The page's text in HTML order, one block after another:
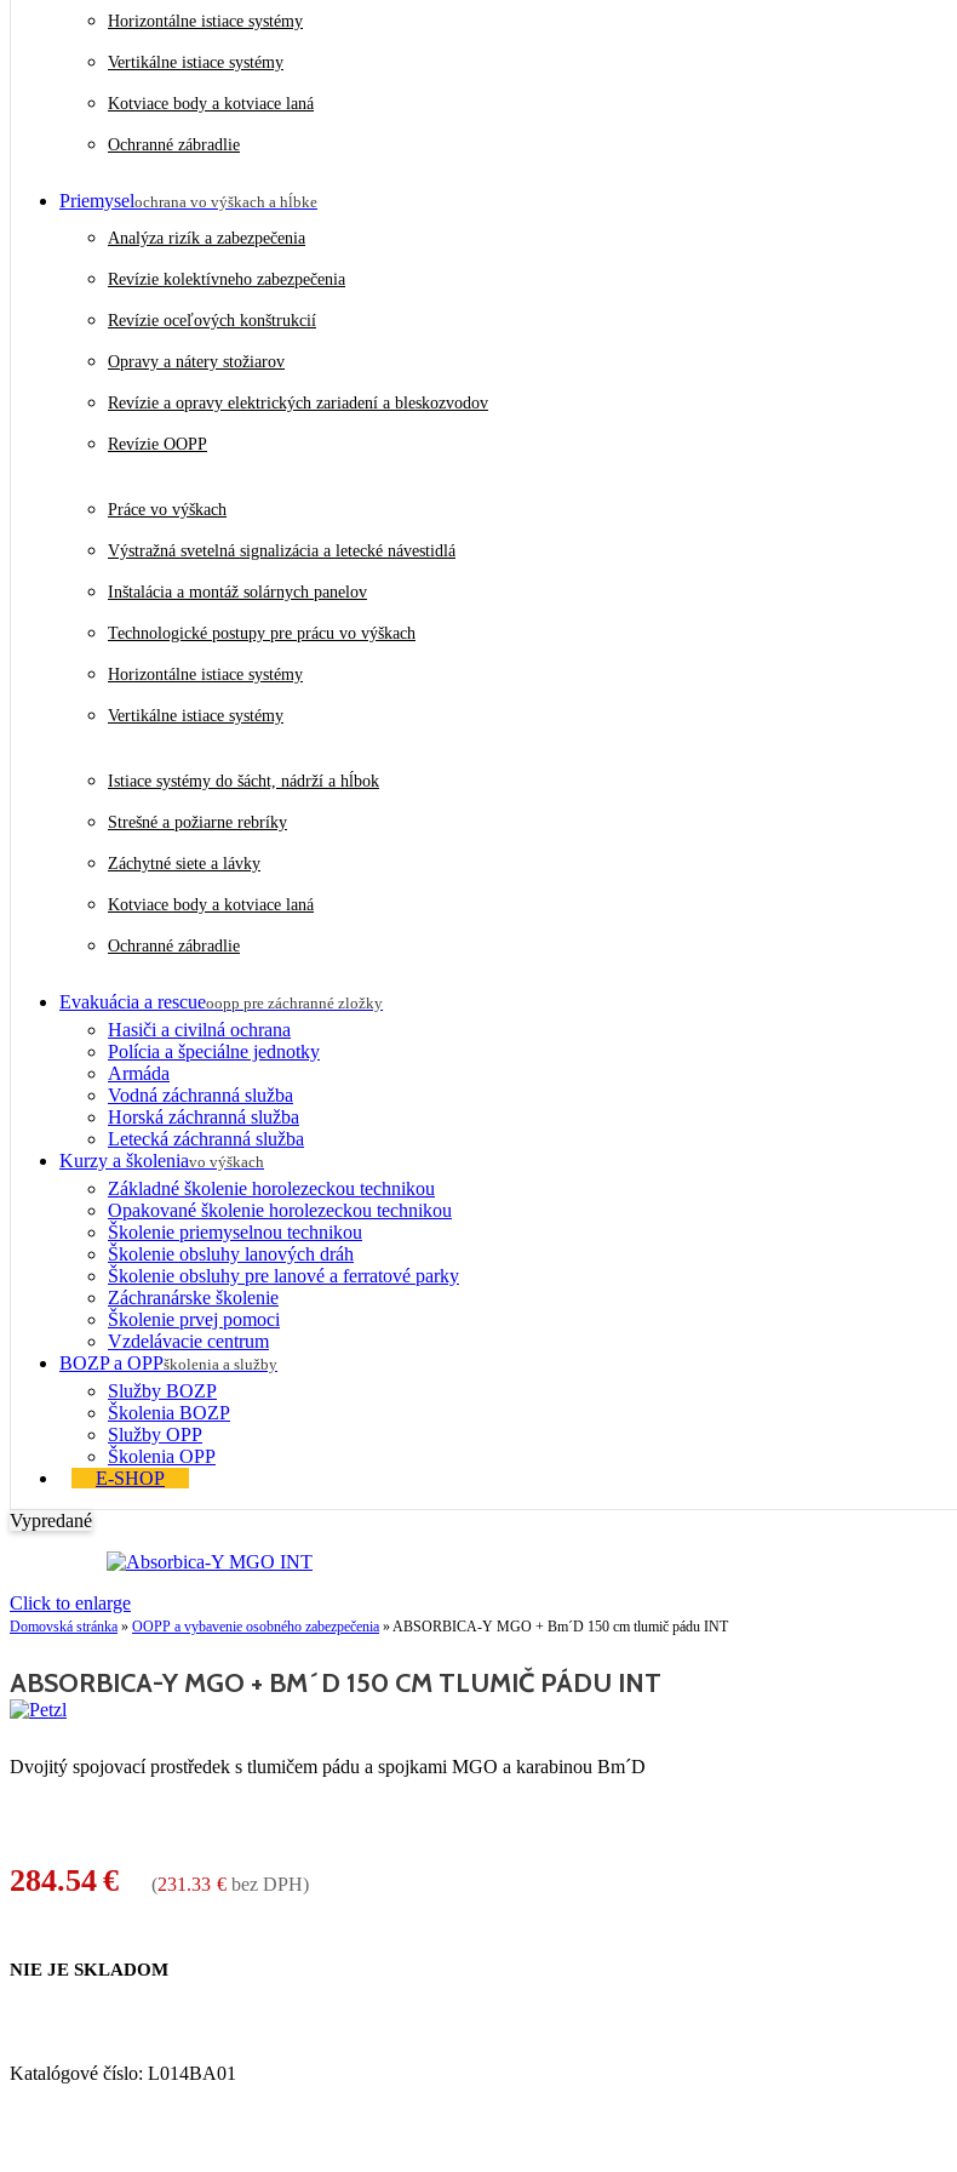
Horizontálne istiace systémy
Vertikálne istiace systémy
Kotviace body a kotviace laná
Ochranné zábradlie
Priemyselochrana vo výškach a hĺbke
Analýza rizík a zabezpečenia
Revízie kolektívneho zabezpečenia
Revízie oceľových konštrukcií
Opravy a nátery stožiarov
Revízie a opravy elektrických zariadení a bleskozvodov
Revízie OOPP
Práce vo výškach
Výstražná svetelná signalizácia a letecké návestidlá
Inštalácia a montáž solárnych panelov
Technologické postupy pre prácu vo výškach
Horizontálne istiace systémy
Vertikálne istiace systémy
Istiace systémy do šácht, nádrží a hĺbok
Strešné a požiarne rebríky
Záchytné siete a lávky
Kotviace body a kotviace laná
Ochranné zábradlie
Evakuácia a rescueoopp pre záchranné zložky
Hasiči a civilná ochrana
Polícia a špeciálne jednotky
Armáda
Vodná záchranná služba
Horská záchranná služba
Letecká záchranná služba
Kurzy a školeniavo výškach
Základné školenie horolezeckou technikou
Opakované školenie horolezeckou technikou
Školenie priemyselnou technikou
Školenie obsluhy lanových dráh
Školenie obsluhy pre lanové a ferratové parky
Záchranárske školenie
Školenie prvej pomoci
Vzdelávacie centrum
BOZP a OPPškolenia a služby
Služby BOZP
Školenia BOZP
Služby OPP
Školenia OPP
E-SHOP
Vypredané
Click to enlarge
Domovská stránka » OOPP a vybavenie osobného zabezpečenia »ABSORBICA-Y MGO + Bm´D 150 cm tlumič pádu INT
ABSORBICA-Y MGO + BM´D 150 CM TLUMIČ PÁDU INT
Dvojitý spojovací prostředek s tlumičem pádu a spojkami MGO a karabinou Bm´D
284.54€ (231.33 € bez DPH)
NIE JE SKLADOM
Katalógové číslo: L014BA01